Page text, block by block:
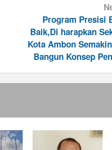
Program Presisi
Baik,Di harapkan
Kota Ambon
Bangun Konsep